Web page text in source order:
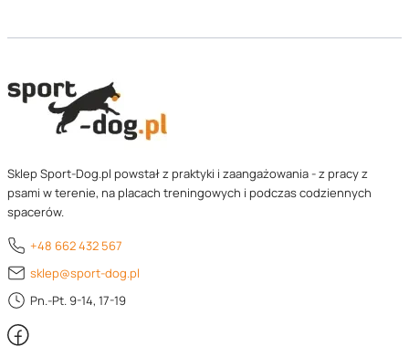
Sklep Sport-Dog.pl powstał z praktyki i zaangażowania - z pracy z
psami w terenie, na placach treningowych i podczas codziennych
spacerów.
+48 662 432 567
sklep@sport-dog.pl
Pn.-Pt. 9-14, 17-19